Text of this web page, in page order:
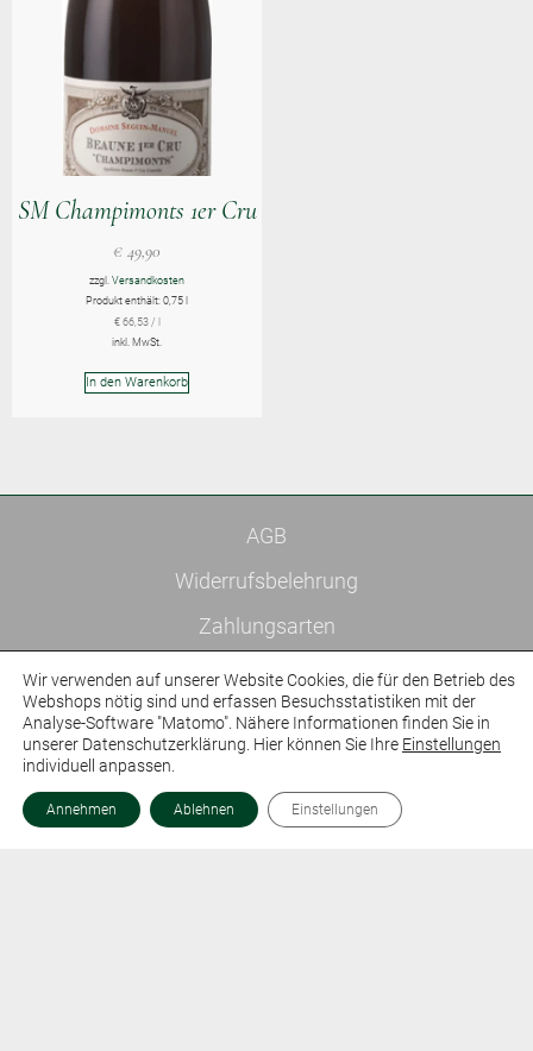
SM Champimonts 1er Cru
€ 49,90
zzgl. Versandkosten
Produkt enthält: 0,75
€66,53/
inkl. MwSt.
In den Warenkorb
AGB
Widerrufsbelehrung
Zahlungsarten
Versandarten und -konditionen
Wir verwenden auf unserer Website Cookies, die für den Betrieb des
Webshops nötig sind und erfassen Besuchsstatistiken mit der
Analyse-Software "Matomo". Nähere Informationen finden Sie in
unserer Datenschutzerklärung. Hier können Sie Ihre Einstellungen
individuell anpassen.
Annehmen Ablehnen Einstellungen